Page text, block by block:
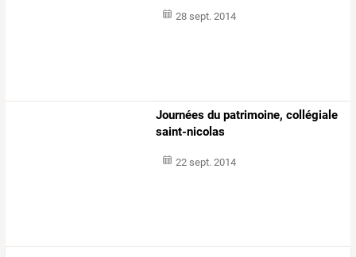
28 sept. 2014
Journées du patrimoine, collégiale
saint-nicolas
22 sept. 2014